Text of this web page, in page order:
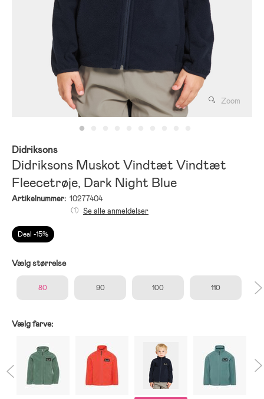
Zoom
Didriksons
Didriksons Muskot Vindtæt Vindtæt
Fleecetrøje, Dark Night Blue
Artikelnummer: 10277404
Deal -15%
(1) Se alle anmeldelser
Vælg størrelse
80 90 100 110
Vælg farve: